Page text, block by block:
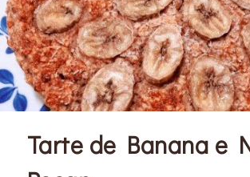
Tarte de Banana e